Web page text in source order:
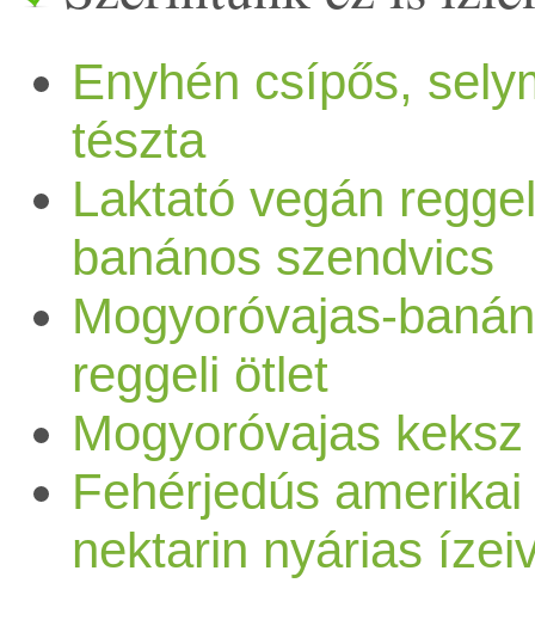
appeared first on Prove.hu.
dkg juhar-vagy rizsszirup
vanília, fahéj 13 dkg
étcsokoládé 0,5 dl növényi
Elkészítés: Igen egyszerűen
elkészíthető […]
Enyhén csípős,
tészta
Laktató vegán
banános szendvics
Mogyoróvajas-
reggeli ötlet
Mogyoróvajas keksz
Fehérjedús
nektarin nyárias